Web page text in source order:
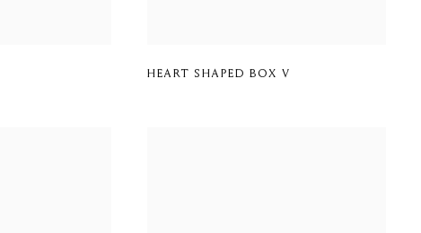
HEART SHAPED BOX V